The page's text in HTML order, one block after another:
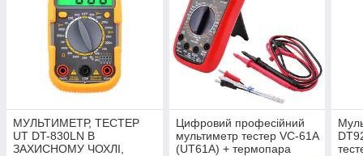
МУЛЬТИМЕТР, ТЕСТЕР
UT DT-830LN В
ЗАХИСНОМУ ЧОХЛІ,
Цифровий професійний
мультиметр тестер VC-61A
(UT61A) + термопара